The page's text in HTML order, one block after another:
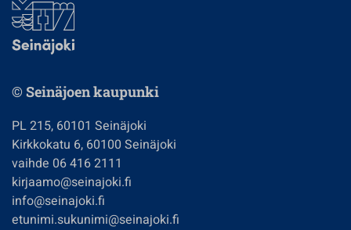
© Seinäjoen kaupunki
PL 215, 60101 Seinäjoki
Kirkkokatu 6, 60100 Seinäjoki
vaihde 06 416 2111
kirjaamo@seinajoki.fi
info@seinajoki.fi
etunimi.sukunimi@seinajoki.fi